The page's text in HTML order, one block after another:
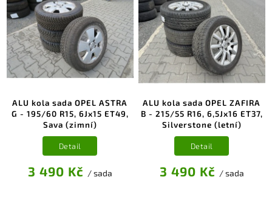
ALU kola sada OPEL ASTRA
G - 195/60 R15, 6Jx15 ET49,
Sava (zimní)
3 490 Kč / sada
Detail
ALU kola sada OPEL ZAFIRA
B - 215/55 R16, 6,5Jx16 ET37,
Silverstone (letní)
3 490 Kč / sada
Detail